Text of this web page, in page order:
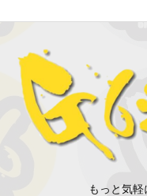
もっと気軽